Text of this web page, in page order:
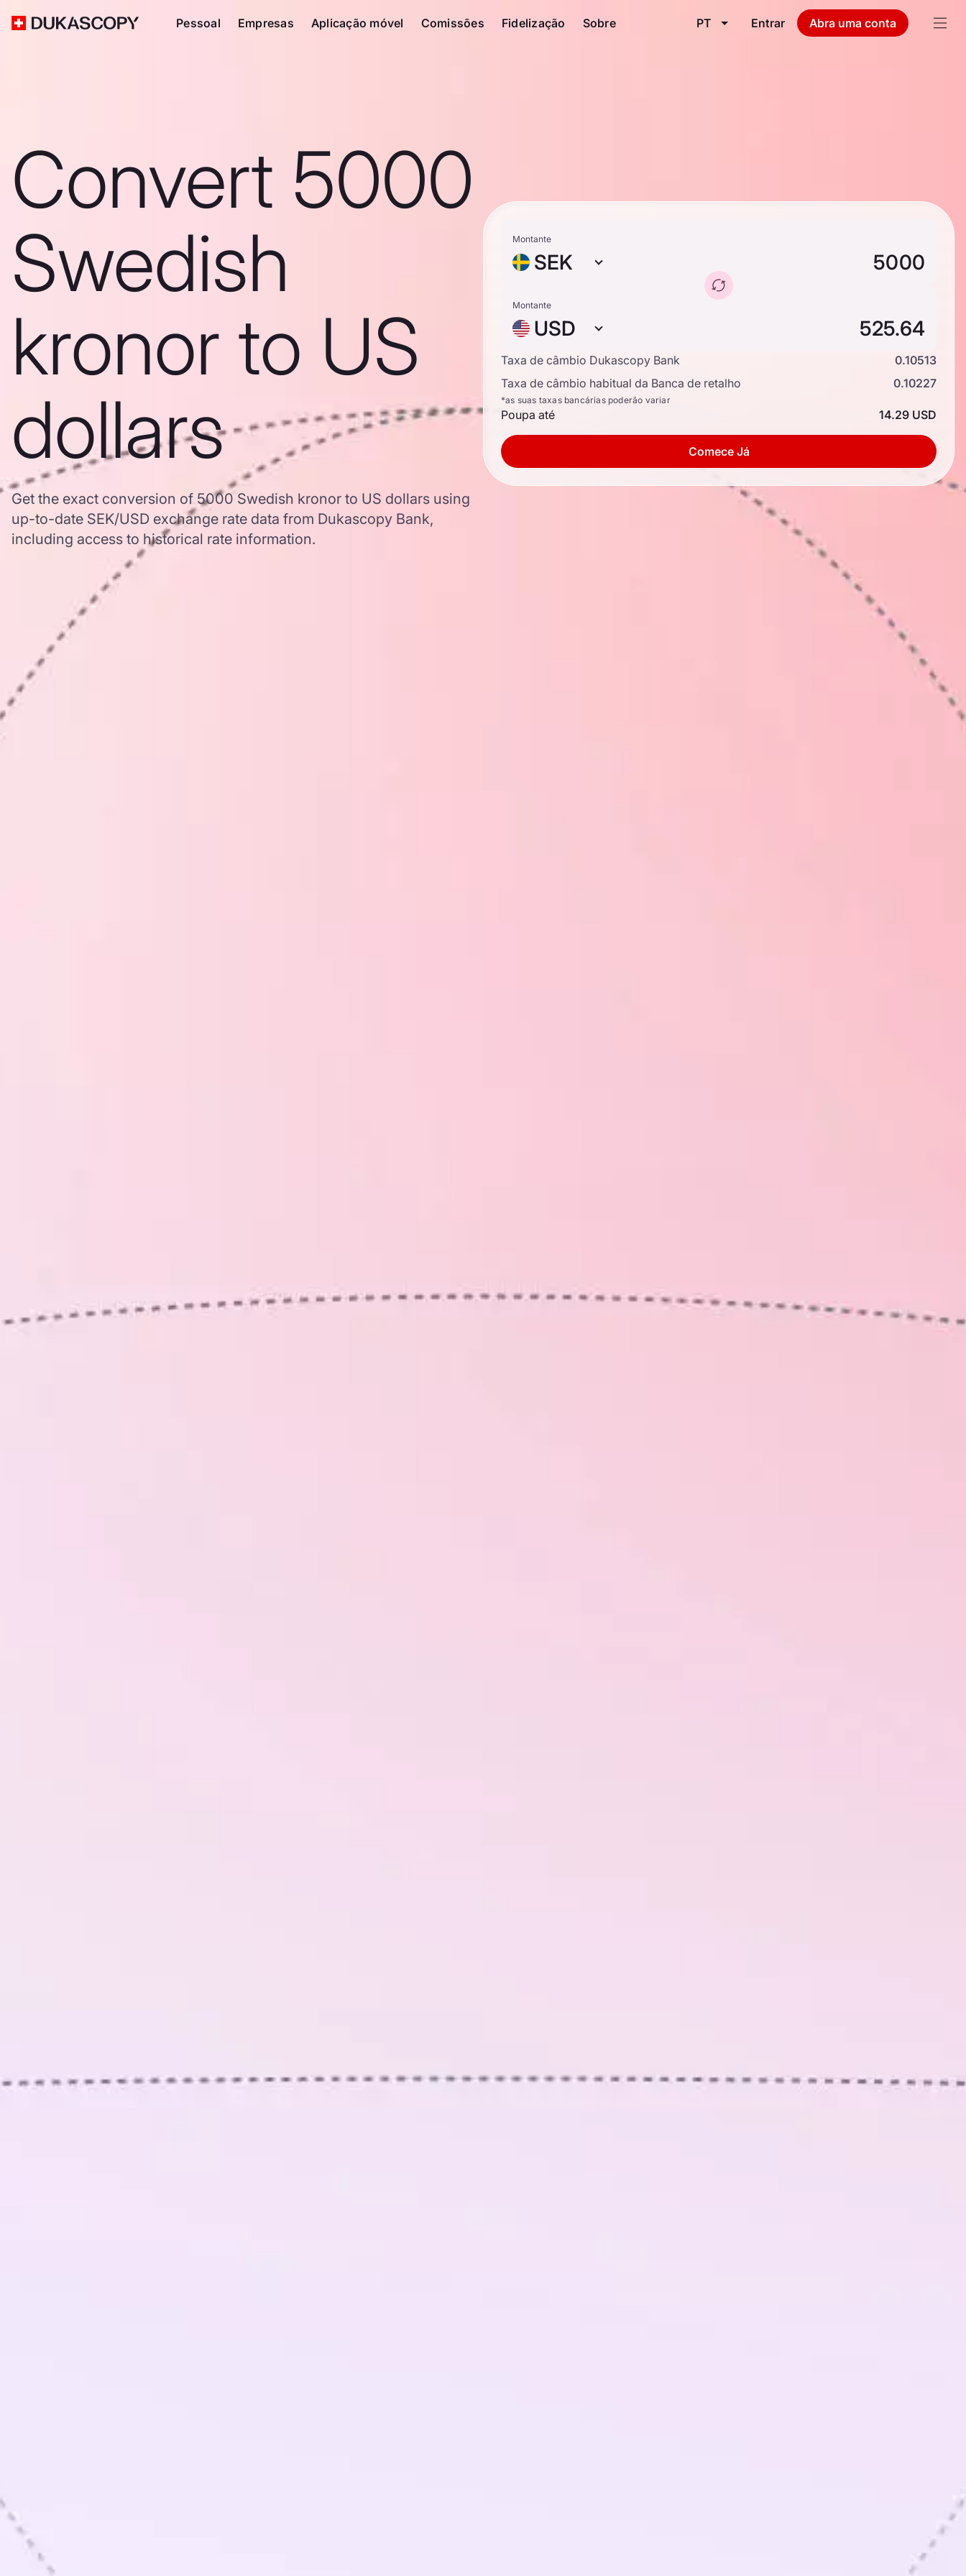
Pessoal Empresas Aplicação móvel Comissões Fidelização Sobre PT Entrar Abra uma conta
Convert 5000
Swedish
kronor to US
dollars
Get the exact conversion of 5000 Swedish kronor to US dollars using
up-to-date SEK/USD exchange rate data from Dukascopy Bank,
including access to historical rate information.
Montante
SEK
Montante
USD
Taxa de câmbio Dukascopy Bank
0.10513
Taxa de câmbio habitual da Banca de retalho
0.10227
*as suas taxas bancárias poderão variar
Poupa até 14.29 USD
Comece Já